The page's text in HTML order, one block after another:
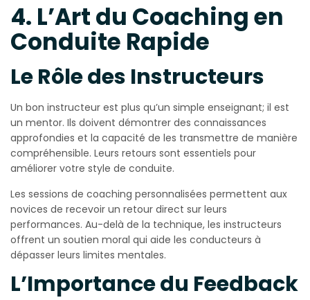
4. L’Art du Coaching en
Conduite Rapide
Le Rôle des Instructeurs
Un bon instructeur est plus qu’un simple enseignant; il est
un mentor. Ils doivent démontrer des connaissances
approfondies et la capacité de les transmettre de manière
compréhensible. Leurs retours sont essentiels pour
améliorer votre style de conduite.
Les sessions de coaching personnalisées permettent aux
novices de recevoir un retour direct sur leurs
performances. Au-delà de la technique, les instructeurs
offrent un soutien moral qui aide les conducteurs à
dépasser leurs limites mentales.
L’Importance du Feedback